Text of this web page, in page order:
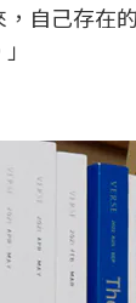
，自己存